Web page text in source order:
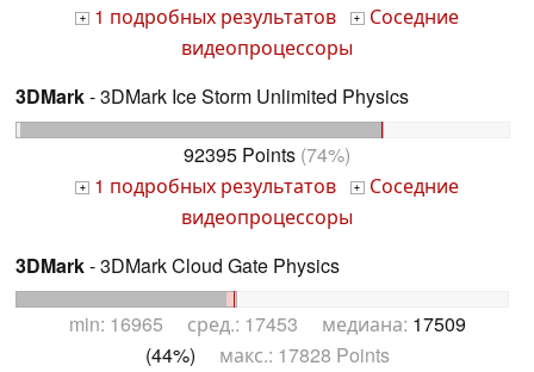
+ 1 подробных результатов + Соседние
видеопроцессоры
3DMark- 3DMark Ice Storm Unlimited Physics
92395 Points (74%)
+ 1 подробных результатов + Соседние
видеопроцессоры
3DMark- 3DMark Cloud Gate Physics
min: 16965 сред.: 17453 медиана: 17509
(44%) макс.: 17828 Points